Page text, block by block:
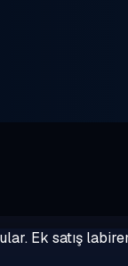
Ek satış